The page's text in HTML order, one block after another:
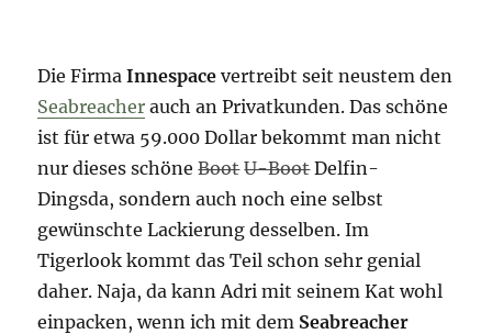
Die FirmaInnespace vertreibt seit neustem den
Seabreacher auch an Privatkunden. Das schöne
ist für etwa 59.000 Dollar bekommt man nicht
nur dieses schöneBoot U-BootDelfin-
Dingsda, sondern auch noch eine selbst
gewünschte Lackierung desselben. Im
Tigerlook kommt das Teil schon sehr genial
daher. Naja, da kann Adri mit seinem Kat wohl
einpacken, wenn ich mit dem Seabreacher